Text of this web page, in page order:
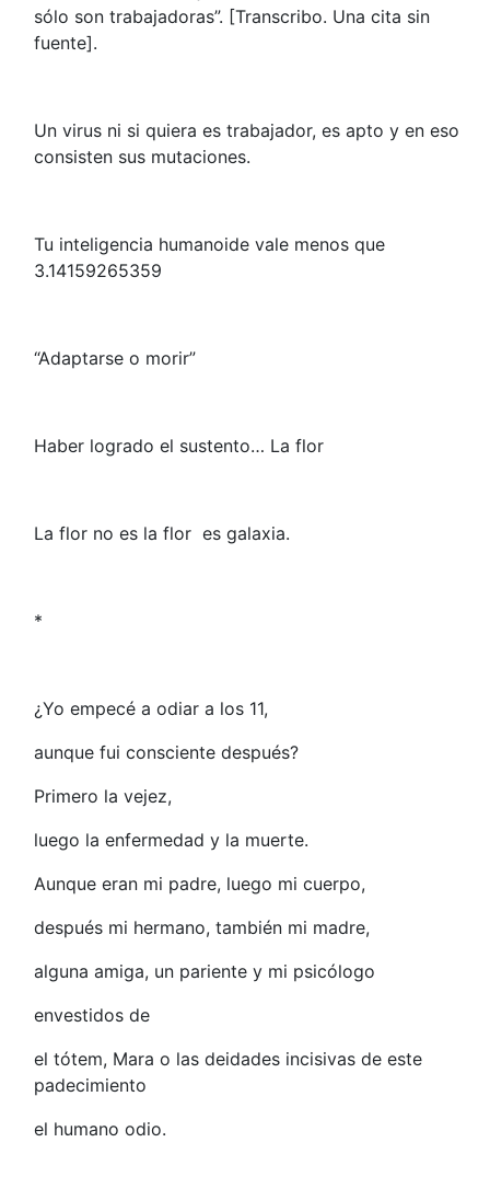
sólo son trabajadoras”. [Transcribo. Una cita sin
fuente].
Un virus ni si quiera es trabajador, es apto y en eso
consisten sus mutaciones.
Tu inteligencia humanoide vale menos que
3.14159265359
“Adaptarse o morir”
Haber logrado el sustento… La flor
La flor no es la flor es galaxia.
*
¿Yo empecé a odiar a los 11,
aunque fui consciente después?
Primero la vejez,
luego la enfermedad y la muerte.
Aunque eran mi padre, luego mi cuerpo,
después mi hermano, también mi madre,
alguna amiga, un pariente y mi psicólogo
envestidos de
el tótem, Mara o las deidades incisivas de este
padecimiento
el humano odio.